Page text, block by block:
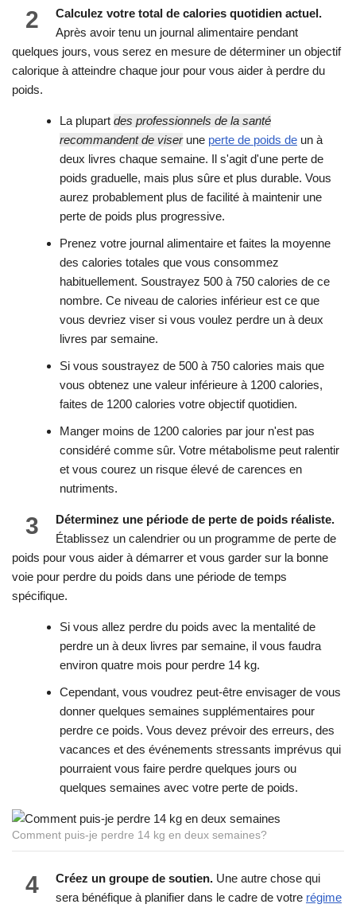
2
Calculez votre total de calories quotidien actuel.
Après avoir tenu un journal alimentaire pendant
quelques jours, vous serez en mesure de déterminer un objectif
calorique à atteindre chaque jour pour vous aider à perdre du
poids.
La plupart des professionnels de la santé
recommandent de viserune perte de poids de un à
deux livres chaque semaine. Il s'agit d'une perte de
poids graduelle, mais plus sûre et plus durable. Vous
aurez probablement plus de facilité à maintenir une
perte de poids plus progressive.
Prenez votre journal alimentaire et faites la moyenne
des calories totales que vous consommez
habituellement. Soustrayez 500 à 750 calories de ce
nombre. Ce niveau de calories inférieur est ce que
vous devriez viser si vous voulez perdre un à deux
livres par semaine.
Si vous soustrayez de 500 à 750 calories mais que
vous obtenez une valeur inférieure à 1200 calories,
faites de 1200 calories votre objectif quotidien.
Manger moins de 1200 calories par jour n'est pas
considéré comme sûr. Votre métabolisme peut ralentir
et vous courez un risque élevé de carences en
nutriments.
3
Déterminez une période de perte de poids réaliste.
Établissez un calendrier ou un programme de perte de
poids pour vous aider à démarrer et vous garder sur la bonne
voie pour perdre du poids dans une période de temps
spécifique.
Si vous allez perdre du poids avec la mentalité de
perdre un à deux livres par semaine, il vous faudra
environ quatre mois pour perdre 14 kg.
Cependant, vous voudrez peut-être envisager de vous
donner quelques semaines supplémentaires pour
perdre ce poids. Vous devez prévoir des erreurs, des
vacances et des événements stressants imprévus qui
pourraient vous faire perdre quelques jours ou
quelques semaines avec votre perte de poids.
Comment puis-je perdre 14 kg en deux semaines?
4 Créez un groupe de soutien. Une autre chose qui
sera bénéfique à planifier dans le cadre de votre régime